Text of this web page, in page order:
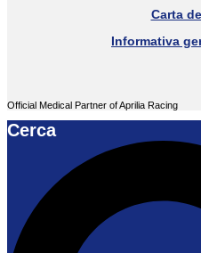
Carta
Informativa
Official Medical Partner of Aprilia Racing
Cerca